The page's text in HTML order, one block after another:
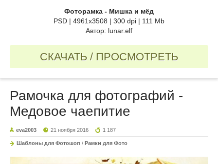
Фоторамка - Мишка и мёд
PSD | 4961x3508 | 300 dpi | 111 Mb
Автор: lunar.elf
СКАЧАТЬ / ПРОСМОТРЕТЬ
Рамочка для фотографий -
Медовое чаепитие
eva2003 21 ноября 2016 1 187
Шаблоны для Фотошоп / Рамки для Фото